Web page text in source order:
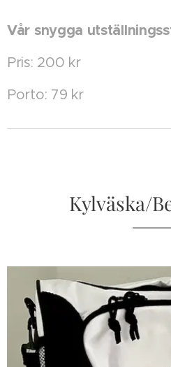
Vår snygga
Pris: 200 kr
Porto: 79 kr
Kylväska/